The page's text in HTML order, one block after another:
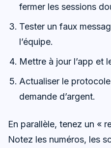
fermer les sessions
Tester un faux
l’équipe.
Mettre à jour l’app et
Actualiser le
demande d’argent.
En parallèle, tenez un «
Notez les numéros, les